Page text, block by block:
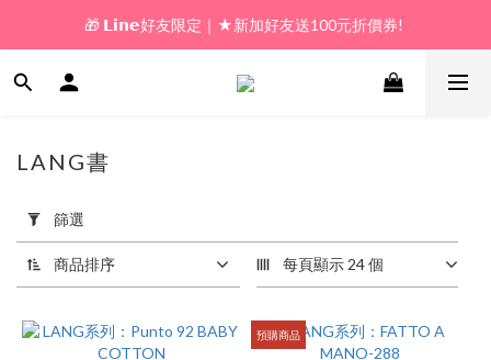
🎁 新好友購物金｜★加入新會員領券送100元!
🎁 𝗟𝗶𝗻𝗲好友限定｜★新加好友送100元折價券!
🎁 新好友購物金｜★加入新會員領券送100元!
篩
選
(0/20)
價格
LANG書
篩選
商品排序 每頁顯示 24 個
預購商品